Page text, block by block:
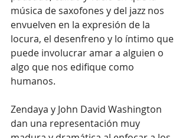
música de saxofones y del jazz nos
envuelven en la expresión de la
locura, el desenfreno y lo íntimo que
puede involucrar amar a alguien o
algo que nos edifique como
humanos.
Zendaya y John David Washington
dan una representación muy